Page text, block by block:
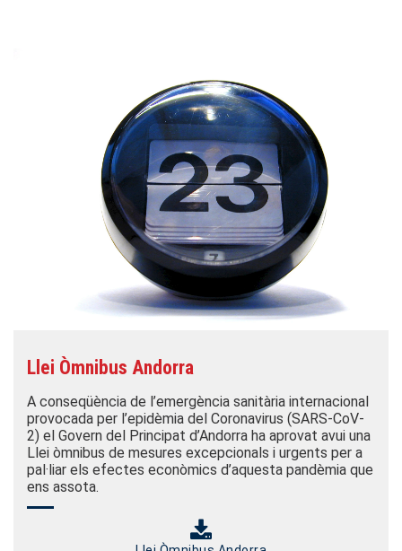
Llei Òmnibus Andorra
A conseqüència de l’emergència sanitària internacional
provocada per l’epidèmia del Coronavirus (SARS-CoV-
2) el Govern del Principat d’Andorra ha aprovat avui una
Llei òmnibus de mesures excepcionals i urgents per a
pal·liar els efectes econòmics d’aquesta pandèmia que
ens assota.